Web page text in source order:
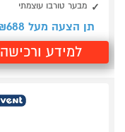
מבער טורבו עוצמתי
תן הצעה מעל ₪ 688
למידע ורכישה